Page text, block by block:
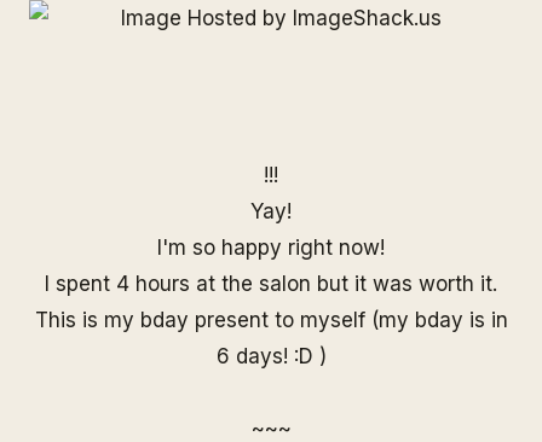
!!!
Yay!
I'm so happy right now!
I spent 4 hours at the salon but it was worth it.
This is my bday present to myself (my bday is in
6 days! :D )
~~~